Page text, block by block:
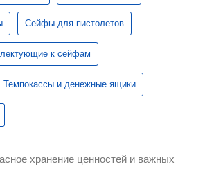
Сейфы для пистолетов
к сейфам
Темпокассы и денежные ящики
хранение ценностей и важных